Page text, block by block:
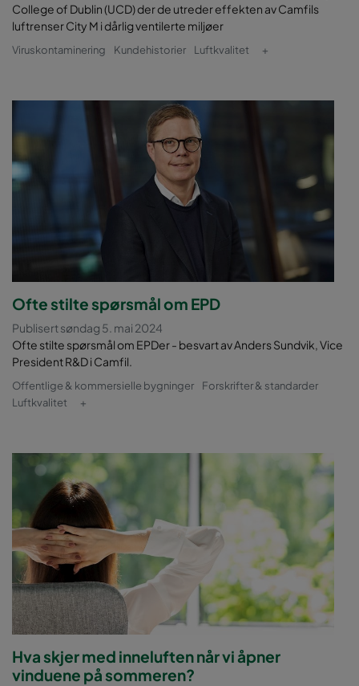
College of Dublin (UCD) der de utreder effekten av Camfils
luftrenser City M i dårlig ventilerte miljøer
Viruskontaminering Kundehistorier Luftkvalitet +
Ofte stilte spørsmål om EPD
Publisert søndag 5. mai 2024
Ofte stilte spørsmål om EPDer - besvart av Anders Sundvik, Vice
President R&D i Camfil.
Offentlige & kommersielle bygninger
Forskrifter & standarder
Luftkvalitet
+
Hva skjer med inneluften når vi åpner
vinduene på sommeren?